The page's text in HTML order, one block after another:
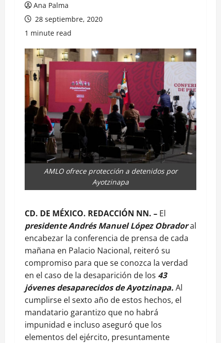
Ana Palma
28 septiembre, 2020
1 minute read
AMLO ofrece protección a detenidos por
Ayotzinapa
CD. DE MÉXICO. REDACCIÓN NN. – El
presidente Andrés Manuel López Obradoral
encabezar la conferencia de prensa de cada
mañana en Palacio Nacional, reiteró su
compromiso para que se conozca la verdad
en el caso de la desaparición de los 43
jóvenes desaparecidos de Ayotzinapa. Al
cumplirse el sexto año de estos hechos, el
mandatario garantizo que no habrá
impunidad e incluso aseguró que los
elementos del ejército, presuntamente